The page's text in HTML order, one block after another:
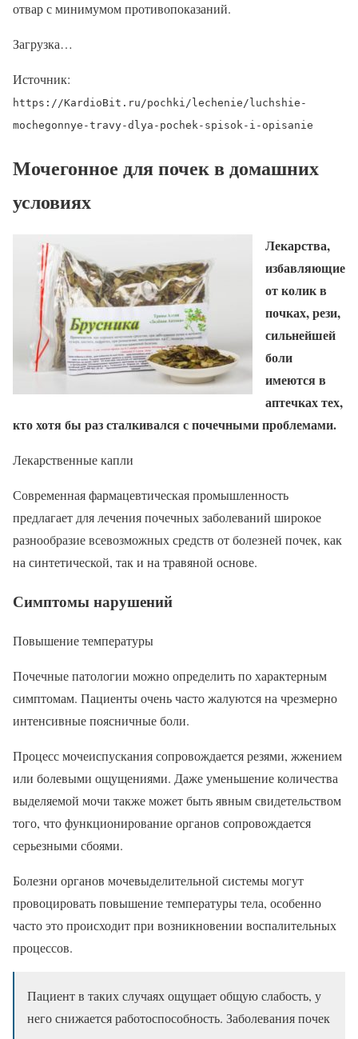
отвар с минимумом противопоказаний.
Загрузка…
Источник:
https://KardioBit.ru/pochki/lechenie/luchshie-
mochegonnye-travy-dlya-pochek-spisok-i-opisanie
Мочегонное для почек в домашних
условиях
Лекарства,
избавляющие
от колик в
почках, рези,
сильнейшей
боли
имеются в
аптечках тех,
кто хотя бы раз сталкивался с почечными проблемами.
Лекарственные капли
Современная фармацевтическая промышленность
предлагает для лечения почечных заболеваний широкое
разнообразие всевозможных средств от болезней почек, как
на синтетической, так и на травяной основе.
Симптомы нарушений
Повышение температуры
Почечные патологии можно определить по характерным
симптомам. Пациенты очень часто жалуются на чрезмерно
интенсивные поясничные боли.
Процесс мочеиспускания сопровождается резями, жжением
или болевыми ощущениями. Даже уменьшение количества
выделяемой мочи также может быть явным свидетельством
того, что функционирование органов сопровождается
серьезными сбоями.
Болезни органов мочевыделительной системы могут
провоцировать повышение температуры тела, особенно
часто это происходит при возникновении воспалительных
процессов.
Пациент в таких случаях ощущает общую слабость, у
него снижается работоспособность. Заболевания почек